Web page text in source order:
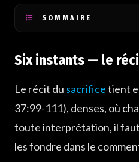
SOMMAIRE
Trois matrices, un sommet —
Le verset cadre — Coran
L'ordre venait-il d'Allah ? La
radicale
Ce qu'Ibrahim a vraiment
Six instants — le
Le récit du sacrificetient
37:99-111), denses, où
toute interprétation, il faut
les fondre dans le